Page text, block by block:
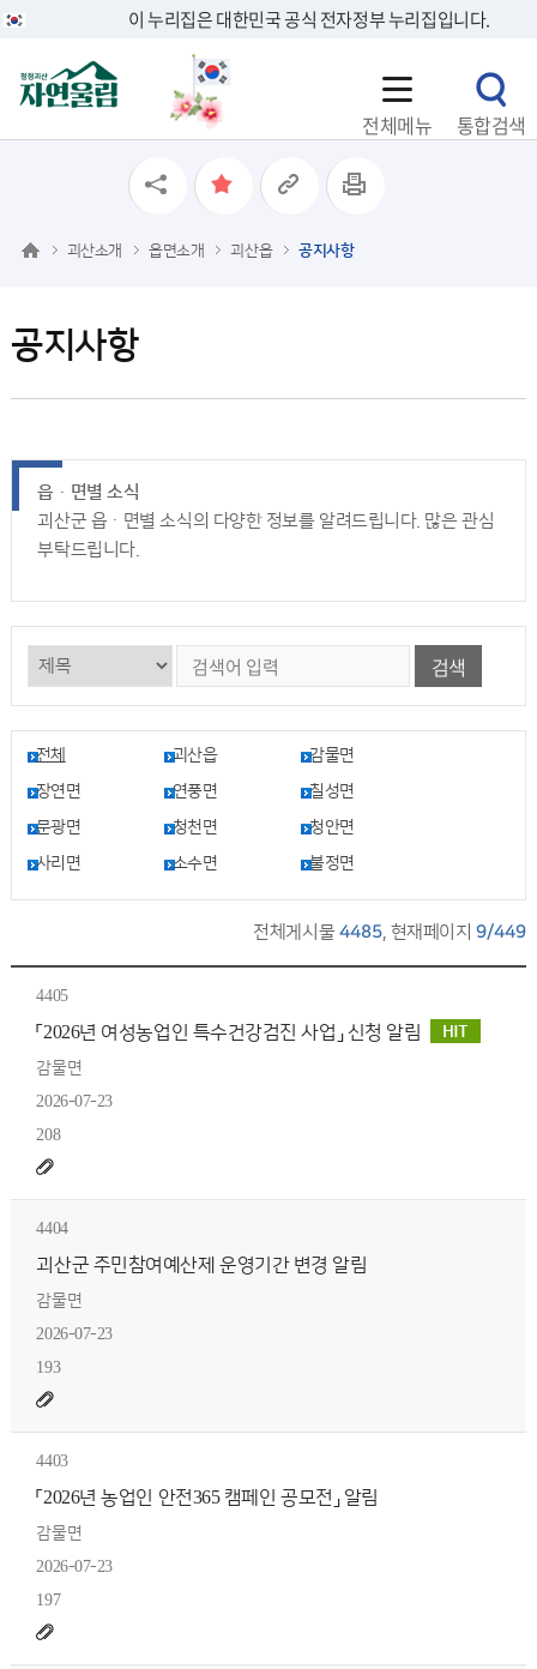
이 누리집은 대한민국 공식 전자정부 누리집입니다.
전체메뉴 통합검색
공지사항
괴산소개 읍면소개 괴산읍 공지사항
읍ㆍ면별 소식
괴산군 읍ㆍ면별 소식의 다양한 정보를 알려드립니다. 많은 관심
부탁드립니다.
검색
전체 괴산읍
감물면
장연면
연풍면
칠성면
문광면
청천면
청안면
사리면
소수면 불정면
전체게시물 4485, 현재페이지9/449
4405
「2026년 여성농업인 특수건강검진 사업」 신청 알림
감물면
2026-07-23
208
4404
괴산군 주민참여예산제 운영기간 변경 알림
감물면
2026-07-23
193
4403
「2026년 농업인 안전365 캠페인 공모전」 알림
감물면
2026-07-23
197